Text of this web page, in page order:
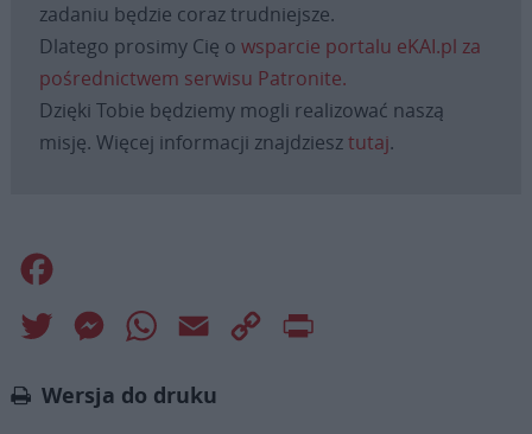
zadaniu będzie coraz trudniejsze.
Dlatego prosimy Cię o wsparcie portalu eKAI.pl za
pośrednictwem serwisu Patronite.
Dzięki Tobie będziemy mogli realizować naszą
misję. Więcej informacji znajdziesztutaj.
Twitter MessengerWhatsApp
Email
Copy
Wersja do druku